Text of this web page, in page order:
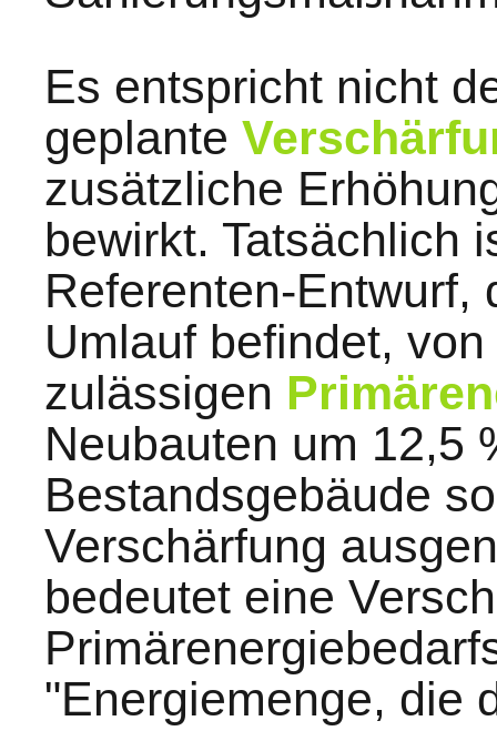
Es entspricht nicht
geplante
zusätzliche
bewirkt. Tatsächlich
Referenten-Entwurf,
Umlauf befindet,
zulässigen
Neubauten um 12,5
Bestandsgebäude
Verschärfung
bedeutet eine
"Energiemenge, die